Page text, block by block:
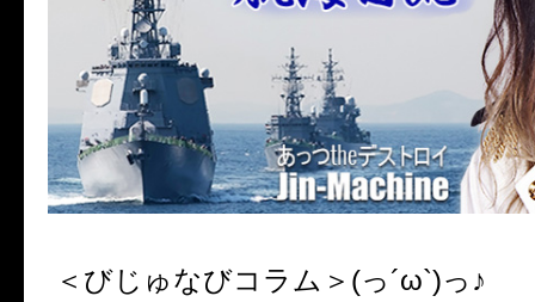
＜びじゅなびコラム＞(っ´ω`)っ♪